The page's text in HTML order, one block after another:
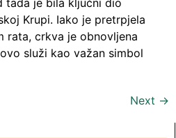
tada je bila ključni dio
Krupi. Iako je pretrpjela
rata, crkva je obnovljena
služi kao važan simbol
Next →